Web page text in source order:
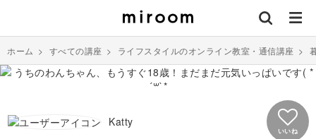
ホーム > すべての講座 > ライフスタイルのオンライン教室・通信講座 >
Katty
いいね